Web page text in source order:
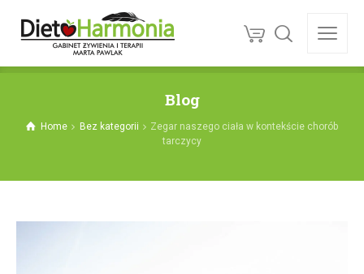
Blog
Home Bez kategorii
Zegar naszego ciała w kontekście chorób
tarczycy